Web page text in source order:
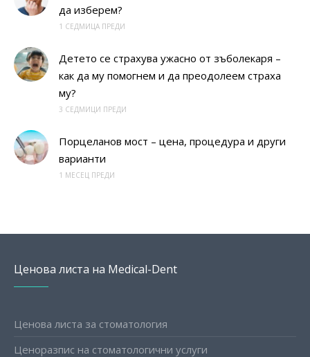
да изберем?
1 СЕДМИЦА ПРЕДИ
Детето се страхува ужасно от зъболекаря –
как да му помогнем и да преодолеем страха
му?
3 СЕДМИЦИ ПРЕДИ
Порцеланов мост – цена, процедура и други
варианти
1 МЕСЕЦ ПРЕДИ
Ценова листа на Medical-Dent
Ценова листа за стоматология
Ценоразпис на стоматологични услуги